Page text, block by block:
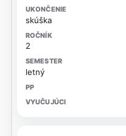
skúška
2
letný